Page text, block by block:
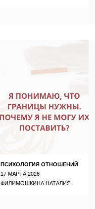
ПСИХОЛОГИЯ ОТНОШЕНИЙ
17 МАРТА 2026
ФИЛИМОШКИНА НАТАЛИЯ